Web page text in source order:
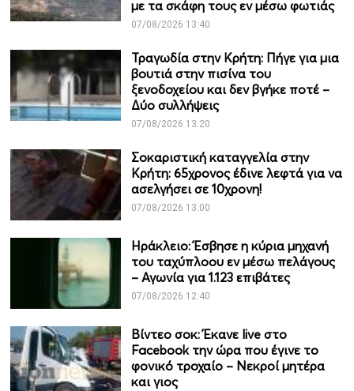
με τα σκάφη τους εν μέσω φωτιάς
07/08/2026 13:40
Τραγωδία στην Κρήτη: Πήγε για μια
βουτιά στην πισίνα του
ξενοδοχείου και δεν βγήκε ποτέ –
Δύο συλλήψεις
07/08/2026 13:20
Σοκαριστική καταγγελία στην
Κρήτη: 65χρονος έδινε λεφτά για να
ασελγήσει σε 10χρονη!
07/08/2026 13:00
Ηράκλειο: Έσβησε η κύρια μηχανή
του ταχύπλοου εν μέσω πελάγους
– Αγωνία για 1.123 επιβάτες
07/08/2026 12:40
Βίντεο σοκ: Έκανε live στο
Facebook την ώρα που έγινε το
φονικό τροχαίο – Νεκροί μητέρα
και γιος